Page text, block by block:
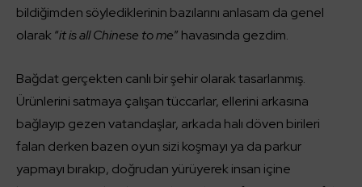
bildiğimden söylediklerinin bazılarını anlasam da genel
olarak “it is all Chinese to me” havasında gezdim.
Bağdat gerçekten canlı bir şehir olarak tasarlanmış.
Ürünlerini satmaya çalışan tüccarlar, ellerini arkasına
bağlayıp gezen vatandaşlar, arkada halı döven birileri
falan derken bazen oyun sizi koşmayı ya da parkur
yapmayı bırakıp, doğrudan yürüyerek insan içine